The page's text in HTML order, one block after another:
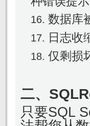
数据库
日志收
仅剩损
二、
只要SQL